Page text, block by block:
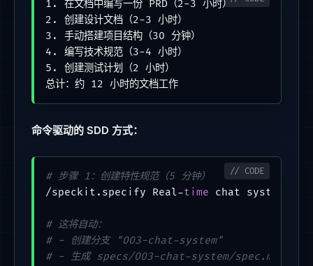
1. 在文档中编写一份 PRD（2-3 小时）
2. 创建设计文档（2-3 小时）
3. 手动搭建项目结构（30 分钟）
4. 编写技术规范（3-4 小时）
5. 创建测试计划（2 小时）
总计：约 12 小时的文档工作
命令驱动的 SDD 方式：
# 步骤 1：创建特性规范（5 分钟）
/speckit.specify Real-time chat system
# 这将自动：
# - 创建分支 "003-chat-system"
# - 生成 specs/003-chat-system/spec.md